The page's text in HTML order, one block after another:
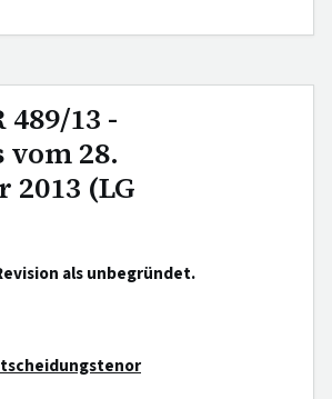
489/13 -
vom 28.
2013 (LG
als unbegründet.